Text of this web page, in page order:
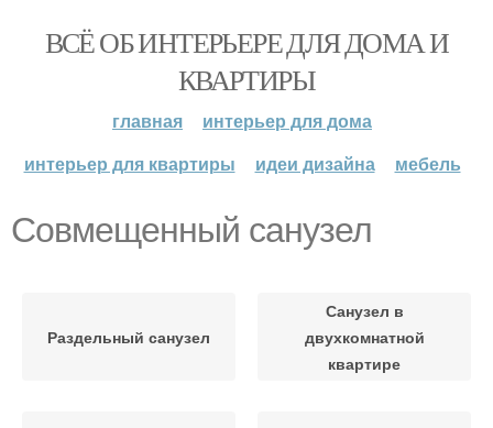
ВСЁ ОБ ИНТЕРЬЕРЕ ДЛЯ ДОМА И
КВАРТИРЫ
главная
интерьер для дома
интерьер для квартиры
идеи дизайна мебель
Совмещенный санузел
Раздельный санузел
Санузел в
двухкомнатной
квартире